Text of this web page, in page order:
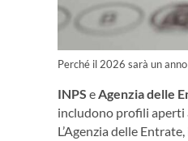
Perché il 2026 sarà un
INPS eAgenzia delle
includono profili aperti
L’Agenzia delle